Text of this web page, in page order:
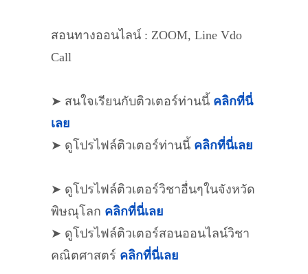
สอนทางออนไลน์ : ZOOM, Line Vdo
Call
➤ สนใจเรียนกับติวเตอร์ท่านนี้ คลิกที่นี่
เลย
➤ ดูโปรไฟล์ติวเตอร์ท่านนี้ คลิกที่นี่เลย
➤ ดูโปรไฟล์ติวเตอร์วิชาอื่นๆในจังหวัด
พิษณุโลก คลิกที่นี่เลย
➤ ดูโปรไฟล์ติวเตอร์สอนออนไลน์วิชา
คณิตศาสตร์ คลิกที่นี่เลย